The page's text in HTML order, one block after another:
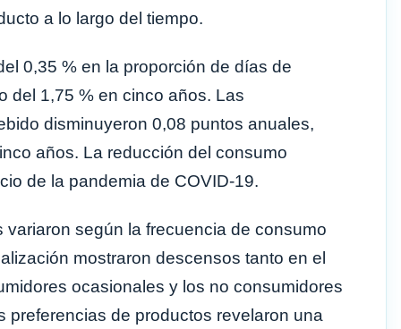
a lo largo del tiempo.
0,35 % en la proporción de días de
del 1,75 % en cinco años. Las
disminuyeron 0,08 puntos anuales,
años. La reducción del consumo
de la pandemia de COVID-19.
según la frecuencia de consumo
mostraron descensos tanto en el
ocasionales y los no consumidores
preferencias de productos revelaron una